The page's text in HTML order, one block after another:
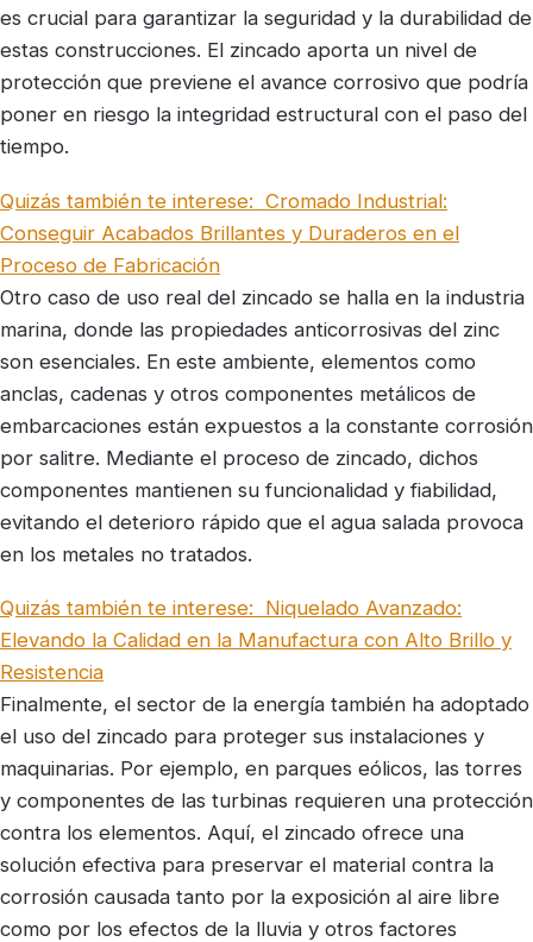
es crucial para garantizar la seguridad y la durabilidad de
estas construcciones. El zincado aporta un nivel de
protección que previene el avance corrosivo que podría
poner en riesgo la integridad estructural con el paso del
tiempo.
Quizás también te interese: Cromado Industrial:
Conseguir Acabados Brillantes y Duraderos en el
Proceso de Fabricación
Otro caso de uso real del zincado se halla en la industria
marina, donde las propiedades anticorrosivas del zinc
son esenciales. En este ambiente, elementos como
anclas, cadenas y otros componentes metálicos de
embarcaciones están expuestos a la constante corrosión
por salitre. Mediante el proceso de zincado, dichos
componentes mantienen su funcionalidad y fiabilidad,
evitando el deterioro rápido que el agua salada provoca
en los metales no tratados.
Quizás también te interese: Niquelado Avanzado:
Elevando la Calidad en la Manufactura con Alto Brillo y
Resistencia
Finalmente, el sector de la energía también ha adoptado
el uso del zincado para proteger sus instalaciones y
maquinarias. Por ejemplo, en parques eólicos, las torres
y componentes de las turbinas requieren una protección
contra los elementos. Aquí, el zincado ofrece una
solución efectiva para preservar el material contra la
corrosión causada tanto por la exposición al aire libre
como por los efectos de la lluvia y otros factores